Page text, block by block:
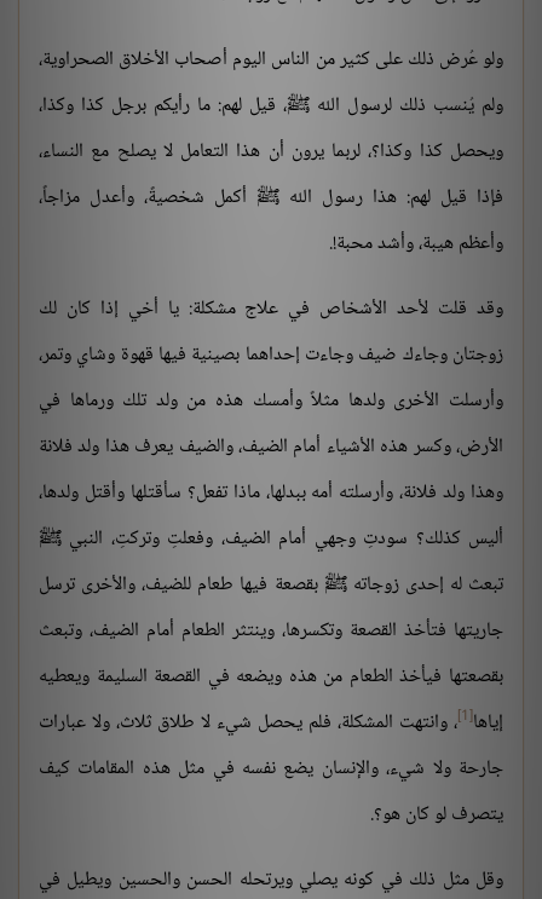
ولو عُرض ذلك على كثير من الناس اليوم أصحاب الأخلاق الصحراوية،
ولم يُنسب ذلك لرسول الله ﷺ، قيل لهم: ما رأيكم برجل كذا وكذا،
ويحصل كذا وكذا؟، لربما يرون أن هذا التعامل لا يصلح مع النساء،
فإذا قيل لهم: هذا رسول الله ﷺ أكمل شخصيةً، وأعدل مزاجاً،
وأعظم هيبة، وأشد محبة!.
وقد قلت لأحد الأشخاص في علاج مشكلة: يا أخي إذا كان لك
زوجتان وجاءك ضيف وجاءت إحداهما بصينية فيها قهوة وشاي وتمر،
وأرسلت الأخرى ولدها مثلاً وأمسك هذه من ولد تلك ورماها في
الأرض، وكسر هذه الأشياء أمام الضيف، والضيف يعرف هذا ولد فلانة
وهذا ولد فلانة، وأرسلته أمه ببدلها، ماذا تفعل؟ سأقتلها وأقتل ولدها،
أليس كذلك؟ سودتِ وجهي أمام الضيف، وفعلتِ وتركتِ، النبي ﷺ
تبعث له إحدى زوجاته ﷺ بقصعة فيها طعام للضيف، والأخرى ترسل
جاريتها فتأخذ القصعة وتكسرها، وينتثر الطعام أمام الضيف، وتبعث
بقصعتها فيأخذ الطعام من هذه ويضعه في القصعة السليمة ويعطيه
إياها[1] ، وانتهت المشكلة، فلم يحصل شيء لا طلاق ثلاث، ولا عبارات
جارحة ولا شيء، والإنسان يضع نفسه في مثل هذه المقامات كيف
يتصرف لو كان هو؟.
وقل مثل ذلك في كونه يصلي ويرتحله الحسن والحسين ويطيل في